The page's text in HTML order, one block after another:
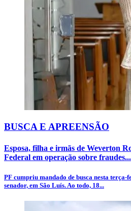
BUSCA E APREENSÃO
Esposa, filha e irmãs de Weverton
Federal em operação sobre fraudes...
PF cumpriu mandado de busca nesta terça-
senador, em São Luís. Ao todo, 18...